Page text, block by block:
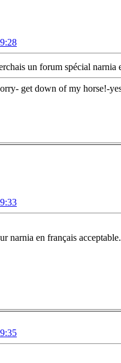
un forum spécial
get down of my horse!-
narnia en français acceptable.